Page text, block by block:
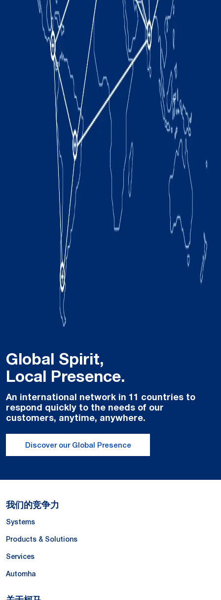
Global Spirit,
Local Presence.
An international network in 11 countries to
respond quickly to the needs of our
customers, anytime, anywhere.
Discover our Global Presence
我们的竞争力
Systems
Products & Solutions
Services
Automha